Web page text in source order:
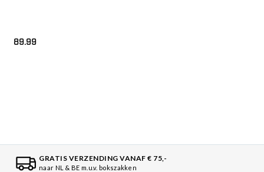
89.99
GRATIS VERZENDING VANAF € 75,-
naar NL & BE m.u.v. bokszakken